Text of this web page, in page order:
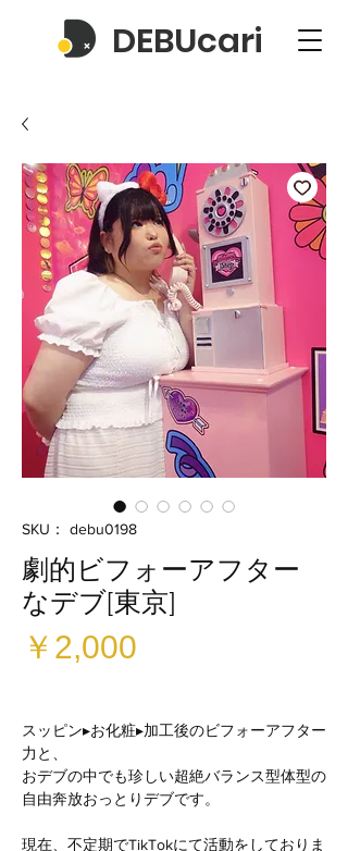
DEBUcari
SKU： debu0198
劇的ビフォーアフター
なデブ[東京]
￥2,000
スッピン▸お化粧▸加工後のビフォーアフター
力と、
おデブの中でも珍しい超絶バランス型体型の
自由奔放おっとりデブです。
現在、不定期でTikTokにて活動をしておりま